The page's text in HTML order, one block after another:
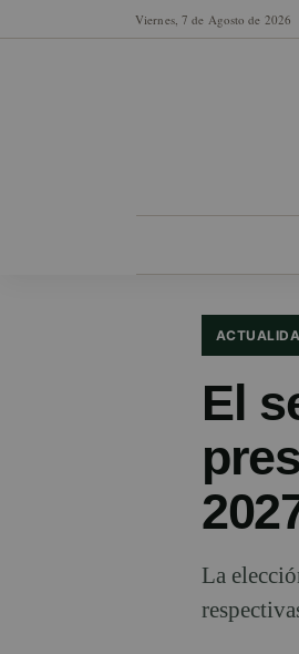
Viernes, 7 de Agosto de 2026
El
La